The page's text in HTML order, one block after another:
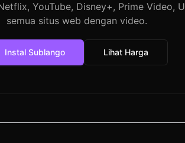
YouTube, Disney+, Prime Video,
semua situs web dengan video.
Instal Sublango Lihat Harga